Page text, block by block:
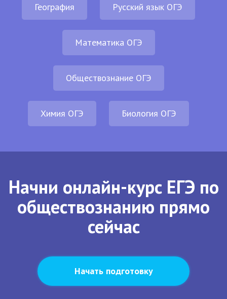
География Русский язык ОГЭ
Математика ОГЭ
Обществознание ОГЭ
Химия ОГЭ Биология ОГЭ
Начни онлайн-курс ЕГЭ по
обществознанию прямо
сейчас
Начать подготовку